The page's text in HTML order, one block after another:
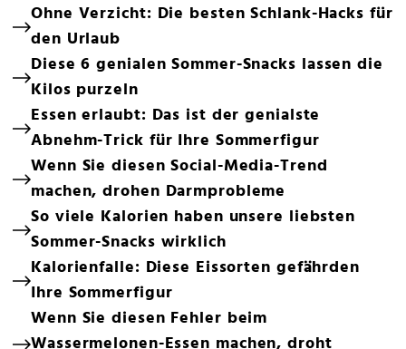
Ohne Verzicht: Die besten Schlank-Hacks für
den Urlaub
Diese 6 genialen Sommer-Snacks lassen die
Kilos purzeln
Essen erlaubt: Das ist der genialste
Abnehm-Trick für Ihre Sommerfigur
Wenn Sie diesen Social-Media-Trend
machen, drohen Darmprobleme
So viele Kalorien haben unsere liebsten
Sommer-Snacks wirklich
Kalorienfalle: Diese Eissorten gefährden
Ihre Sommerfigur
Wenn Sie diesen Fehler beim